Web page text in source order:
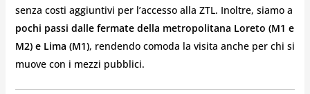
senza costi aggiuntivi per l’accesso alla ZTL. Inoltre, siamo a
pochi passi dalle fermate della metropolitana Loreto (M1 e
M2) e Lima (M1), rendendo comoda la visita anche per chi si
muove con i mezzi pubblici.